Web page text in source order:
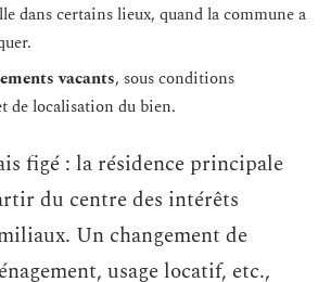
dans certains lieux, quand la commune a
vacants, sous conditions
de localisation du bien.
figé : la résidence principale
du centre des intérêts
Un changement de
usage locatif, etc.,